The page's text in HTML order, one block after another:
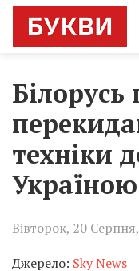
техніки
Україною
Вівторок, 20
Джерело: Sky News